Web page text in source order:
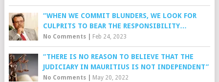
“WHEN WE COMMIT BLUNDERS, WE LOOK FOR
CULPRITS TO BEAR THE RESPONSIBILITY…
No Comments| Feb 24, 2023
“THERE IS NO REASON TO BELIEVE THAT THE
JUDICIARY IN MAURITIUS IS NOT INDEPENDENT”
No Comments| May 20, 2022